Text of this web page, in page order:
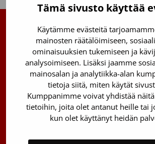
Tämä sivusto käyttää
Käytämme evästeitä
mainosten räätälöimiseen,
ominaisuuksien tukemiseen ja
analysoimiseen. Lisäksi jaamme
mainosalan ja analytiikka-alan
tietoja siitä, miten käytät
Kumppanimme voivat yhdistää
tietoihin, joita olet antanut heille tai
kun olet käyttänyt heidän
Suomen Punainen Risti,
Maksuton verenluovuttajien info:
0800 05801(ma–pe 8–17)
Kantasolurekisterin info:
029 300 1515
Härkälenkki 13